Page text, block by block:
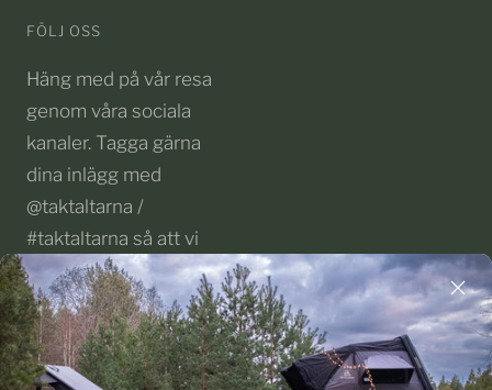
FÖLJ OSS
Häng med på vår resa
genom våra sociala
kanaler. Tagga gärna
dina inlägg med
@taktaltarna /
#taktaltarna så att vi
får följa med på dina
äventyr!